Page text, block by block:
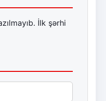
İlk şərhi